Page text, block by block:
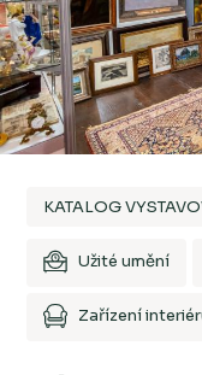
KATALOG
Užité umění
Zařízení